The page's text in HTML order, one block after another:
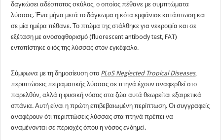
δαγκώσει αδέσποτος σκύλος, ο οποίος πέθανε με συμπτώματα
λύσσας. Ένα μήνα μετά το δάγκωμα η κότα εμφάνισε κατάπτωση και
σε μία ημέρα πέθανε. Το πτώμα της στάλθηκε για νεκροψία και σε
εξέταση με ανοσοφθορισμό (fluorescent antibody test, FAT)
εντοπίστηκε ο ιός της λύσσας στον εγκέφαλο.
Σύμφωνα με τη δημοσίευση στο PLoS Neglected Tropical Diseases,
περιπτώσεις πειραματικής λύσσας σε πτηνά έχουν αναφερθεί στο
παρελθόν, αλλά η φυσική νόσος στα ζώα αυτά θεωρείται εξαιρετικά
σπάνια. Αυτή είναι η πρώτη επιβεβαιωμένη περίπτωση. Οι συγγραφείς
αναφέρουν ότι περιπτώσεις λύσσας στα πτηνά πρέπει να
αναμένονται σε περιοχές όπου η νόσος ενδημεί.